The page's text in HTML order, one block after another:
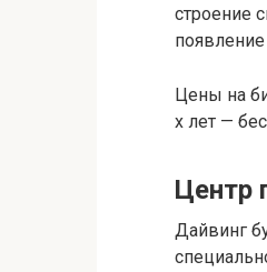
строение
Цены на
х лет —
Центр
Дайвинг